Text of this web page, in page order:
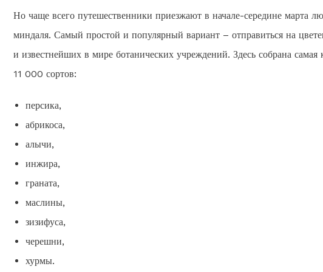
Но чаще всего путешественники приезжают в начале-середине марта
миндаля. Самый простой и популярный вариант – отправиться на
и известнейших в мире ботанических учреждений. Здесь собрана
11 000 сортов:
персика,
абрикоса,
алычи,
инжира,
граната,
маслины,
зизифуса,
черешни,
хурмы.